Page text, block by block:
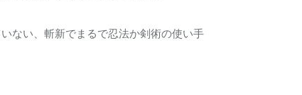
ない、斬新でまるで忍法か剣術の使い手